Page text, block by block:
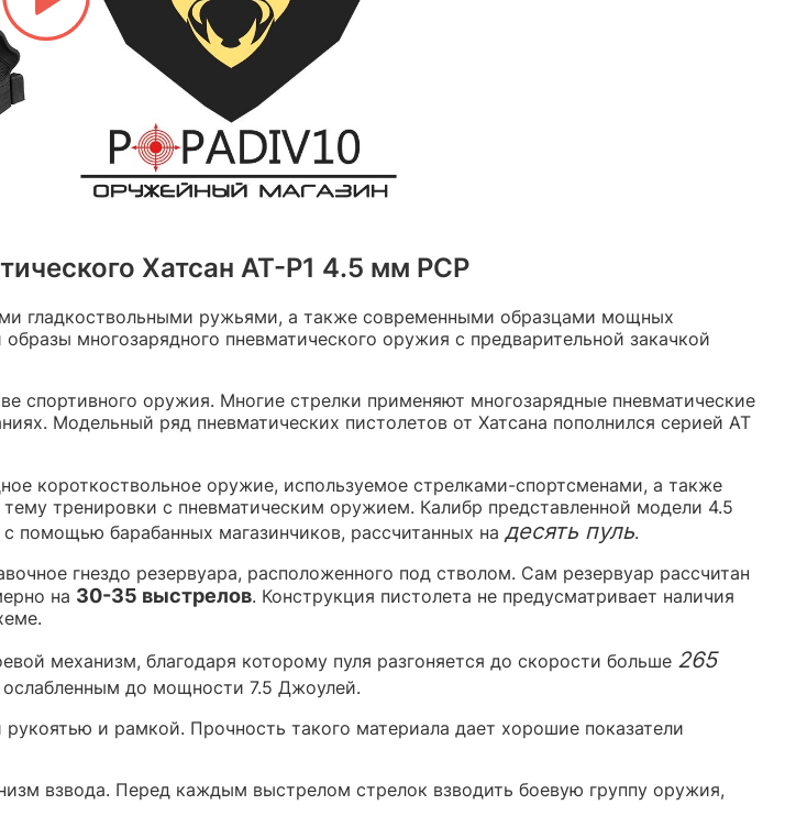
Хатсан АТ-Р1 4.5 мм РСР
гладкоствольными ружьями, а также современными образцами мощных
многозарядного пневматического оружия с предварительной закачкой
спортивного оружия. Многие стрелки применяют многозарядные пневматические
Модельный ряд пневматических пистолетов от Хатсана пополнился серией AT
короткоствольное оружие, используемое стрелками-спортсменами, а также
тренировки с пневматическим оружием. Калибр представленной модели 4.5
помощью барабанных магазинчиков, рассчитанных на десять пуль.
гнездо резервуара, расположенного под стволом. Сам резервуар рассчитан
на 30-35 выстрелов. Конструкция пистолета не предусматривает наличия
механизм, благодаря которому пуля разгоняется до скорости больше 265
до мощности 7.5 Джоулей.
и рамкой. Прочность такого материала дает хорошие показатели
взвода. Перед каждым выстрелом стрелок взводить боевую группу оружия,